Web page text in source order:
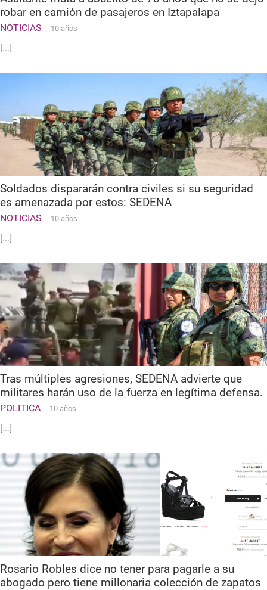
robar en camión de pasajeros en Iztapalapa
NOTICIAS 10 años
[...]
Soldados dispararán contra civiles si su seguridad
es amenazada por estos: SEDENA
NOTICIAS 10 años
[...]
Tras múltiples agresiones, SEDENA advierte que
militares harán uso de la fuerza en legítima defensa.
POLITICA 10 años
[...]
Rosario Robles dice no tener para pagarle a su
abogado pero tiene millonaria colección de zapatos